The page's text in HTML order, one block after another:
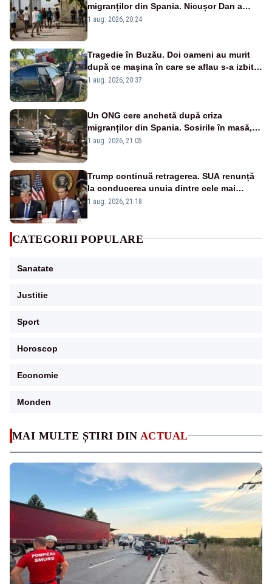
MAI MULTE ȘTIRI DIN ACTUAL
migranților din Spania. Nicușor Dan a
semnat scrisoarea
1 aug. 2026, 20:24
Tragedie în Buzău. Doi oameni au murit
după ce mașina în care se aflau s-a izbit
violent de un copac
1 aug. 2026, 20:37
Un ONG cere anchetă după criza
migranților din Spania. Sosirile în masă,
imposibile fără ”acordul autorităților”
1 aug. 2026, 21:05
Trump continuă retragerea. SUA renunță
la conducerea unuia dintre cele mai
importante programe militare pentru
1 aug. 2026, 21:18
CATEGORII POPULARE
Sanatate
Justitie
Sport
Horoscop
Economie
Monden